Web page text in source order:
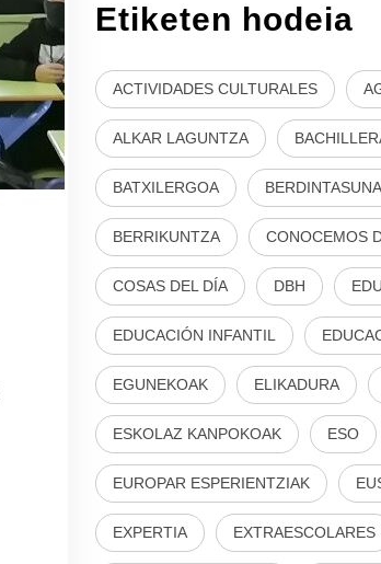
Etiketen hodeia
ACTIVIDADES CULTURALES
ALKAR LAGUNTZA
BATXILERGOA BERDINTASUNA
BERRIKUNTZA CONOCEMOS
COSAS DEL DÍA DBH
EDUCACIÓN INFANTIL
EGUNEKOAK ELIKADURA
ESKOLAZ KANPOKOAK ESO
EUROPAR ESPERIENTZIAK
EXPERTIA EXTRAESCOLARES